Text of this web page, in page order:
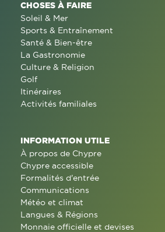
CHOSES À FAIRE
Soleil & Mer
Sports & Entraînement
Santé & Bien-être
La Gastronomie
Culture & Religion
Golf
Itinéraires
Activités familiales
INFORMATION UTILE
À propos de Chypre
Chypre accessible
Formalités d'entrée
Communications
Météo et climat
Langues & Régions
Monnaie officielle et devises